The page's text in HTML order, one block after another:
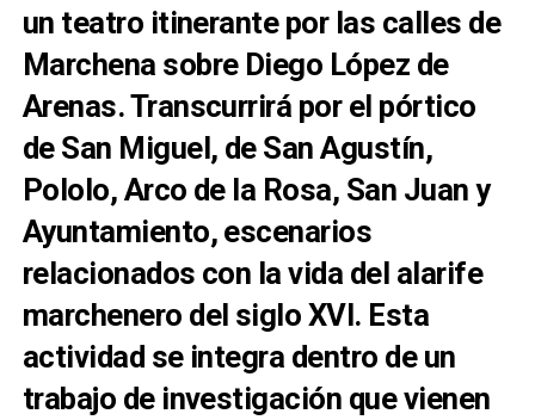
un teatro itinerante por las calles de
Marchena sobre Diego López de
Arenas. Transcurrirá por el pórtico
de San Miguel, de San Agustín,
Pololo, Arco de la Rosa, San Juan y
Ayuntamiento, escenarios
relacionados con la vida del alarife
marchenero del siglo XVI. Esta
actividad se integra dentro de un
trabajo de investigación que vienen